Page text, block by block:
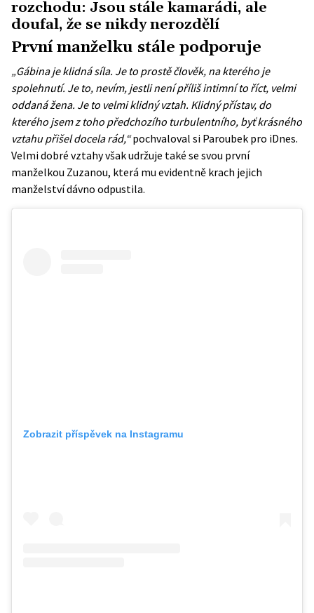
rozchodu: Jsou stále kamarádi, ale
doufal, že se nikdy nerozdělí
První manželku stále podporuje
„Gábina je klidná síla. Je to prostě člověk, na kterého je
spolehnutí. Je to, nevím, jestli není příliš intimní to říct, velmi
oddaná žena. Je to velmi klidný vztah. Klidný přístav, do
kterého jsem z toho předchozího turbulentního, byť krásného
vztahu přišel docela rád,“pochvaloval si Paroubek pro iDnes.
Velmi dobré vztahy však udržuje také se svou první
manželkou Zuzanou, která mu evidentně krach jejich
manželství dávno odpustila.
Zobrazit příspěvek na Instagramu